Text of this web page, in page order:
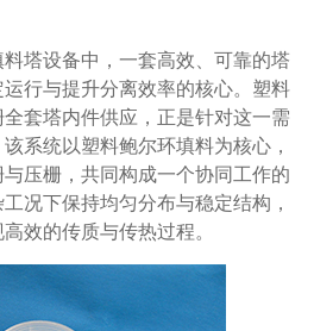
塔设备中，一套高效、可靠的塔
行与提升分离效率的核心。塑料
套塔内件供应，正是针对这一需
系统以塑料鲍尔环填料为核心，
压栅，共同构成一个协同工作的
况下保持均匀分布与稳定结构，
效的传质与传热过程。